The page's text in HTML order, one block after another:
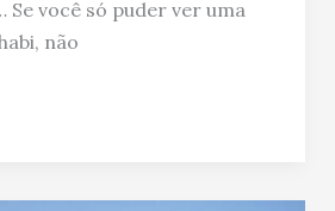
você só puder ver uma
não